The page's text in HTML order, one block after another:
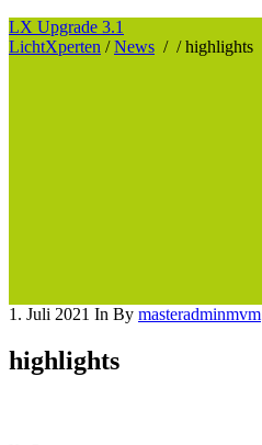
LX Upgrade 3.1
LichtXperten /News / /highlights
1. Juli 2021 In By masteradminmvm
highlights